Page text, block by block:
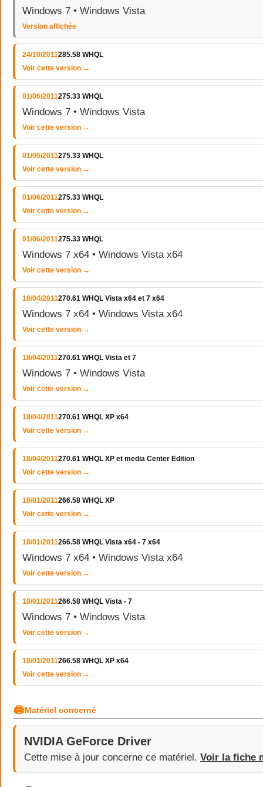
Windows 7 • Windows Vista
Version affichée
24/10/2011285.58 WHQL
Voir cette version →
01/06/2011275.33 WHQL
Windows 7 • Windows Vista
Voir cette version →
01/06/2011275.33 WHQL
Voir cette version →
01/06/2011275.33 WHQL
Voir cette version →
01/06/2011275.33 WHQL
Windows 7 x64 • Windows Vista x64
Voir cette version →
18/04/2011270.61 WHQL Vista x64 et 7 x64
Windows 7 x64 • Windows Vista x64
Voir cette version →
18/04/2011270.61 WHQL Vista et 7
Windows 7 • Windows Vista
Voir cette version →
18/04/2011270.61 WHQL XP x64
Voir cette version →
18/04/2011270.61 WHQL XP et media Center Edition
Voir cette version →
18/01/2011266.58 WHQL XP
Voir cette version →
18/01/2011266.58 WHQL Vista x64 - 7 x64
Windows 7 x64 • Windows Vista x64
Voir cette version →
18/01/2011266.58 WHQL Vista - 7
Windows 7 • Windows Vista
Voir cette version →
18/01/2011266.58 WHQL XP x64
Voir cette version →
🖨Matériel concerné
NVIDIA GeForce Driver
Cette mise à jour concerne ce matériel. Voir la fiche